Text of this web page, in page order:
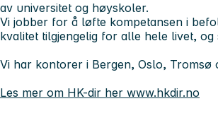
av universitet og høyskoler.
Vi jobber for å løfte kompetansen i
kvalitet tilgjengelig for alle hele livet,
Vi har kontorer i Bergen, Oslo, Tromsø
Les mer om HK-dir her www.hkdir.no